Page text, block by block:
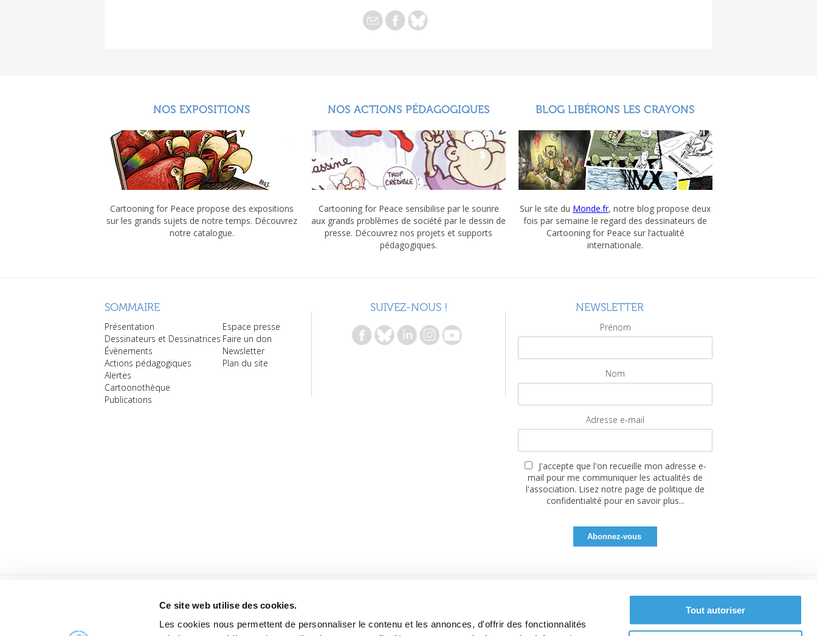
Ce site web utilise des cookies.
Les cookies nous permettent de personnaliser le contenu et les annonces, d'offrir des fonctionnalités
Tout autoriser
NOS EXPOSITIONS
Cartooning for Peace propose des expositions
sur les grands sujets de notre temps. Découvrez
notre catalogue.
NOS ACTIONS PÉDAGOGIQUES
Cartooning for Peace sensibilise par le sourire
aux grands problèmes de société par le dessin de
presse. Découvrez nos projets et supports
pédagogiques.
BLOG LIBÉRONS LES CRAYONS
Sur le site du Monde.fr, notre blog propose deux
fois par semaine le regard des dessinateurs de
Cartooning for Peace sur l’actualité
internationale.
SOMMAIRE
Présentation
Dessinateurs et Dessinatrices
Évènements
Actions pédagogiques
Alertes
Cartoonothèque
Publications
Espace presse
Faire un don
Newsletter
Plan du site
SUIVEZ-NOUS ! NEWSLETTER
Prénom
Nom
Adresse e-mail
J'accepte que l'on recueille mon adresse e-
mail pour me communiquer les actualités de
l'association. Lisez notre page de politique de
confidentialité pour en savoir plus...